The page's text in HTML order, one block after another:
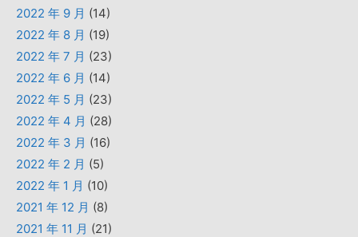
2022 年 9 月 (14)
2022 年 8 月 (19)
2022 年 7 月 (23)
2022 年 6 月 (14)
2022 年 5 月 (23)
2022 年 4 月 (28)
2022 年 3 月 (16)
2022 年 2 月 (5)
2022 年 1 月 (10)
2021 年 12 月 (8)
2021 年 11 月 (21)